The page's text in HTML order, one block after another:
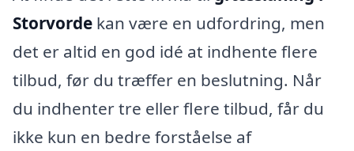
Storvorde kan være en udfordring, men
det er altid en god idé at indhente flere
tilbud, før du træffer en beslutning. Når
du indhenter tre eller flere tilbud, får du
ikke kun en bedre forståelse af